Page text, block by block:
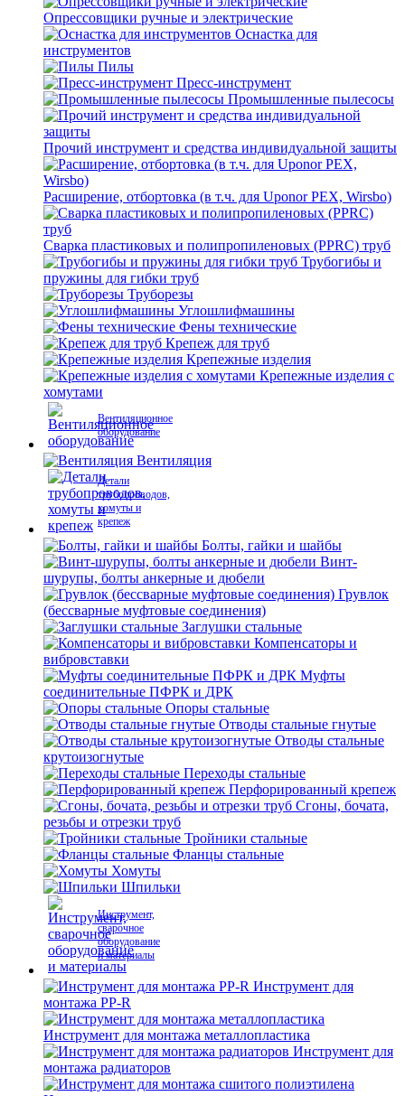
Опрессовщики ручные и электрические
Оснастка для
инструментов
Пилы
Пресс-инструмент
Промышленные пылесосы
Прочий инструмент и средства индивидуальной защиты
Расширение, отбортовка (в т.ч. для Uponor PEX, Wirsbo)
Сварка пластиковых и полипропиленовых (PPRC) труб
Трубогибы и
пружины для гибки труб
Труборезы
Углошлифмашины
Фены технические
Крепеж для труб
Крепежные изделия
Крепежные изделия с
хомутами
Вентиляционное
оборудование
Вентиляция
Детали
трубопроводов,
хомуты и
крепеж
Болты, гайки и шайбы
Винт-
шурупы, болты анкерные и дюбели
Грувлок
(бессварные муфтовые соединения)
Заглушки стальные
Компенсаторы и
вибровставки
Муфты
соединительные ПФРК и ДРК
Опоры стальные
Отводы стальные гнутые
Отводы стальные
крутоизогнутые
Переходы стальные
Перфорированный крепеж
Сгоны, бочата,
резьбы и отрезки труб
Тройники стальные
Фланцы стальные
Хомуты
Шпильки
Инструмент,
сварочное
оборудование
и материалы
Инструмент для
монтажа PP-R
Инструмент для монтажа металлопластика
Инструмент для
монтажа радиаторов